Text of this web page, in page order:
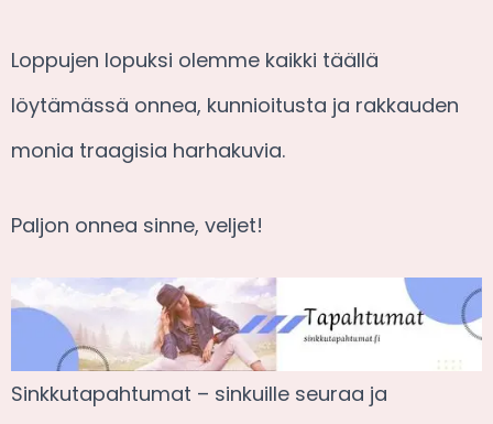
Loppujen lopuksi olemme kaikki täällä
löytämässä onnea, kunnioitusta ja rakkauden
monia traagisia harhakuvia.
Paljon onnea sinne, veljet!
Sinkkutapahtumat – sinkuille seuraa ja